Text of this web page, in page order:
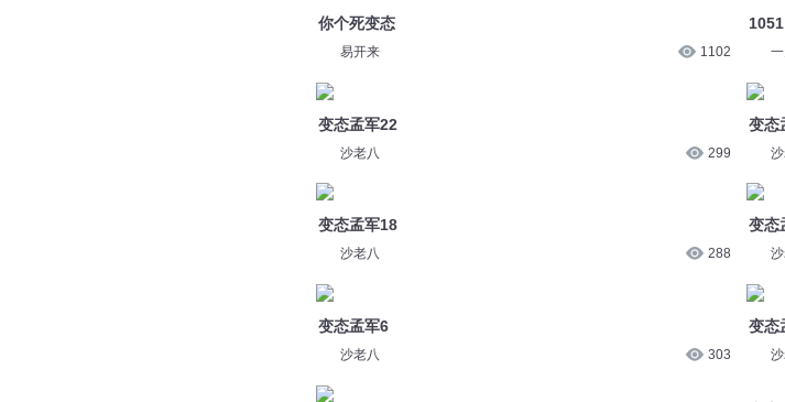
你个死变态
易开来 1102
变态孟军22
沙老八 299
变态孟军18
沙老八 288
变态孟军6
沙老八 303
一
变态
变态
变态